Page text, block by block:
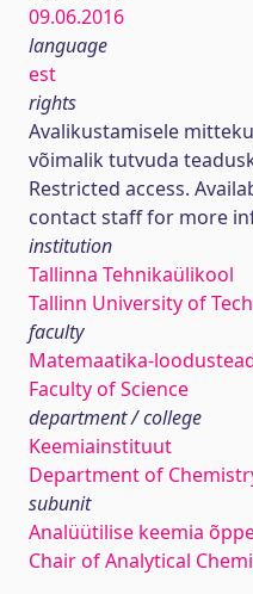
09.06.2016
language
est
rights
Avalikustamisele
võimalik tutvuda
Restricted access.
contact staff for more
institution
Tallinna Tehnikaülikool
Tallinn University of
faculty
Matemaatika-
Faculty of Science
department / college
Keemiainstituut
Department of
subunit
Analüütilise keemia
Chair of Analytical